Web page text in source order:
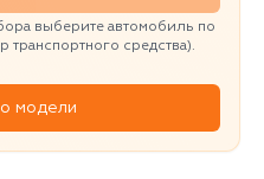
выберите автомобиль по
средства).
модели